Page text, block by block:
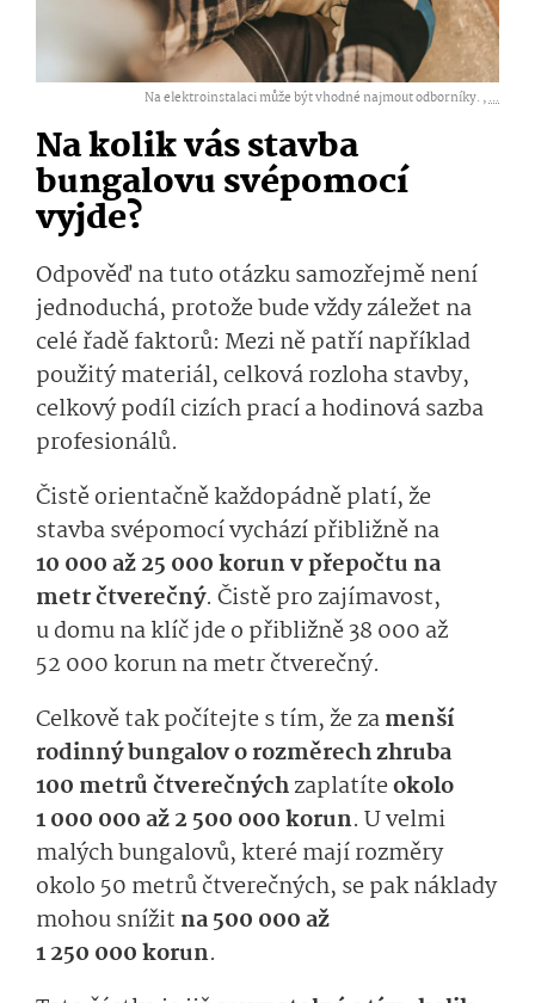
Na elektroinstalaci může být vhodné najmout odborníky. ,...
Na kolik vás stavba
bungalovu svépomocí
vyjde?
Odpověď na tuto otázku samozřejmě není
jednoduchá, protože bude vždy záležet na
celé řadě faktorů: Mezi ně patří například
použitý materiál, celková rozloha stavby,
celkový podíl cizích prací a hodinová sazba
profesionálů.
Čistě orientačně každopádně platí, že
stavba svépomocí vychází přibližně na
10 000 až 25 000 korun v přepočtu na
metr čtverečný. Čistě pro zajímavost,
u domu na klíč jde o přibližně 38 000 až
52 000 korun na metr čtverečný.
Celkově tak počítejte s tím, že zamenší
rodinný bungalov o rozměrech zhruba
100 metrů čtverečnýchzaplatíteokolo
1 000 000 až 2 500 000 korun. U velmi
malých bungalovů, které mají rozměry
okolo 50 metrů čtverečných, se pak náklady
mohou snížit na 500 000 až
1 250 000 korun.